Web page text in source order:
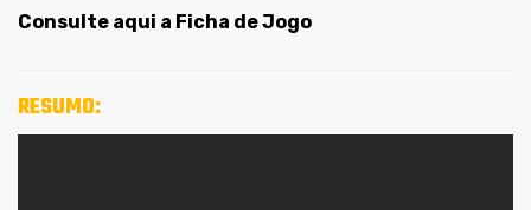
Consulte aqui a Ficha de Jogo
RESUMO: